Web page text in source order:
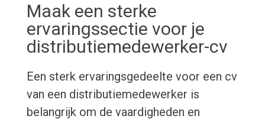
Maak een sterke
ervaringssectie voor je
distributiemedewerker-cv
Een sterk ervaringsgedeelte voor een cv
van een distributiemedewerker is
belangrijk om de vaardigheden en